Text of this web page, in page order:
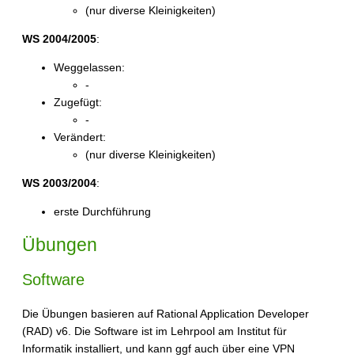
(nur diverse Kleinigkeiten)
WS 2004/2005:
Weggelassen:
-
Zugefügt:
-
Verändert:
(nur diverse Kleinigkeiten)
WS 2003/2004:
erste Durchführung
Übungen
Software
Die Übungen basieren auf Rational Application Developer
(RAD) v6. Die Software ist im Lehrpool am Institut für
Informatik installiert, und kann ggf auch über eine VPN